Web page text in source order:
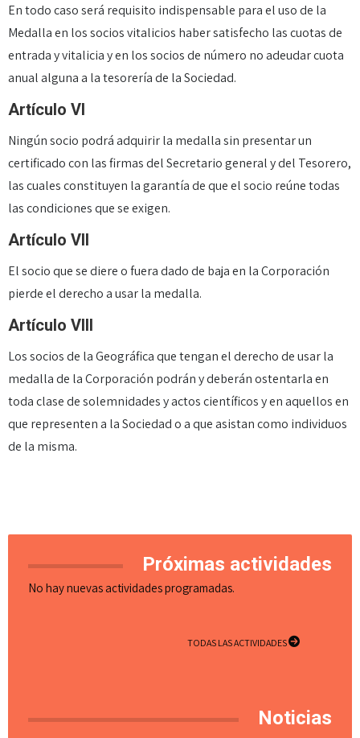
En todo caso será requisito indispensable para el uso de la
Medalla en los socios vitalicios haber satisfecho las cuotas de
entrada y vitalicia y en los socios de número no adeudar cuota
anual alguna a la tesorería de la Sociedad.
Artículo VI
Ningún socio podrá adquirir la medalla sin presentar un
certificado con las firmas del Secretario general y del Tesorero,
las cuales constituyen la garantía de que el socio reúne todas
las condiciones que se exigen.
Artículo VII
El socio que se diere o fuera dado de baja en la Corporación
pierde el derecho a usar la medalla.
Artículo VIII
Los socios de la Geográfica que tengan el derecho de usar la
medalla de la Corporación podrán y deberán ostentarla en
toda clase de solemnidades y actos científicos y en aquellos en
que representen a la Sociedad o a que asistan como individuos
de la misma.
Próximas actividades
No hay nuevas actividades programadas.
TODAS LAS ACTIVIDADES
Noticias